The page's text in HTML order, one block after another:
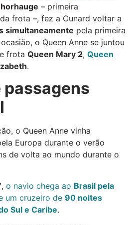
– primeira
frota –, fez a Cunard voltar a
simultaneamente pela primeira
o Queen Anne se juntou
frota Queen Mary 2, Queen
.
passagens
o Queen Anne vinha
Europa durante o verão
de volta ao mundo durante o
, o navio chega ao Brasil pela
um cruzeiro de 90 noites
Sul e Caribe.